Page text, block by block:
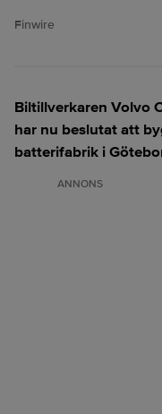
Finwire
Biltillverkaren Volvo
har nu beslutat att
batterifabrik i
ANNONS